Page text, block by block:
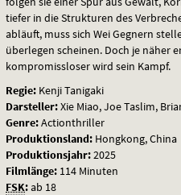
tiefer in die Strukturen des
abläuft, muss sich Wei Gegnern
überlegen scheinen. Doch je näher
kompromissloser wird sein Kampf.
Regie: Kenji Tanigaki
Darsteller:Xie Miao, Joe Taslim,
Genre:Actionthriller
Produktionsland: Hongkong, China
Produktionsjahr:2025
Filmlänge: 114 Minuten
FSK:ab 18